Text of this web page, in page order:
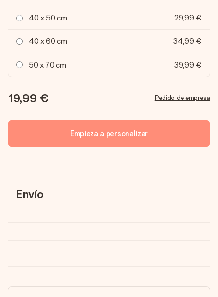
40 x 50 cm 29,99 €
40 x 60 cm 34,99 €
50 x 70 cm 39,99 €
19,99 € Pedido de empresa
Empieza a personalizar
Envío